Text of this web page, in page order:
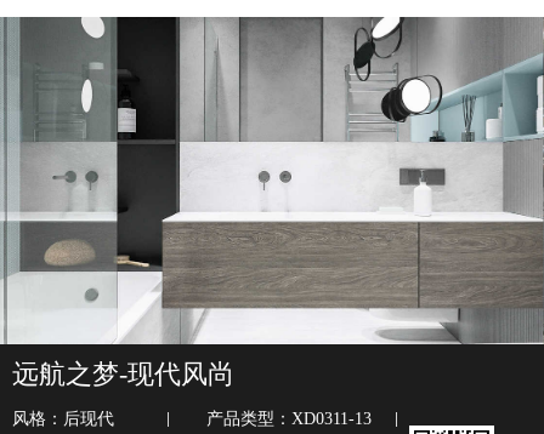
远航之梦-现代风尚
风格：后现代 产品类型：XD0311-13